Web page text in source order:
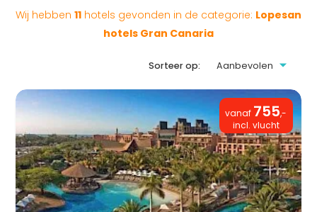
Wij hebben 11 hotels gevonden in de categorie: Lopesan
hotels Gran Canaria
Sorteer op:
vanaf 755,-
incl. vlucht